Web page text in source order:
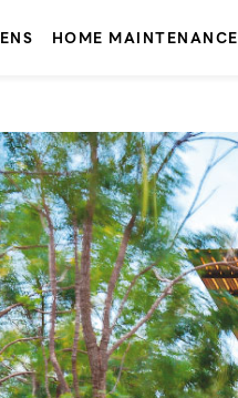
HOME MAINTENANCE